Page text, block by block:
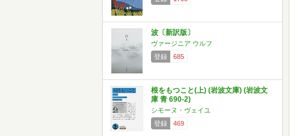
波〔新訳版〕
ヴァージニア ウルフ
登録
685
根をもつこと(上) (岩波文庫) (岩波文
庫 青 690-2)
シモーヌ・ヴェイユ
登録
469